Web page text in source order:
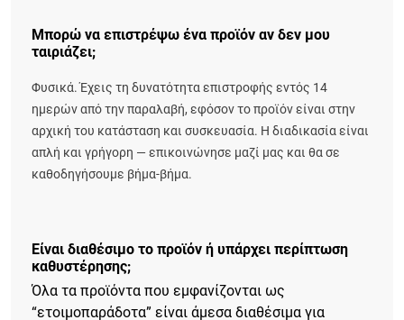
Μπορώ να επιστρέψω ένα προϊόν αν δεν μου
ταιριάζει;
Φυσικά. Έχεις τη δυνατότητα επιστροφής εντός 14
ημερών από την παραλαβή, εφόσον το προϊόν είναι στην
αρχική του κατάσταση και συσκευασία. Η διαδικασία είναι
απλή και γρήγορη — επικοινώνησε μαζί μας και θα σε
καθοδηγήσουμε βήμα-βήμα.
Είναι διαθέσιμο το προϊόν ή υπάρχει περίπτωση
καθυστέρησης;
Όλα τα προϊόντα που εμφανίζονται ως
“ετοιμοπαράδοτα” είναι άμεσα διαθέσιμα για